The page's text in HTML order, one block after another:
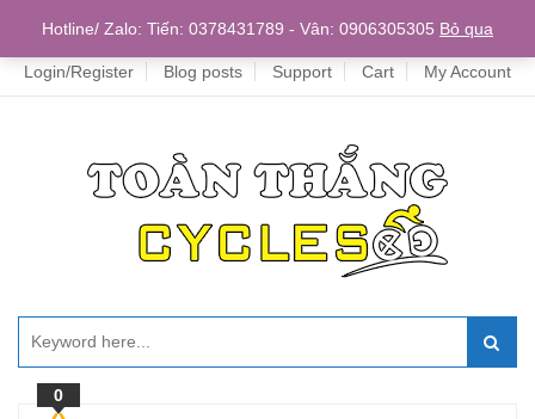
Home
Login/Register Blog posts Support Cart My Account
0
Hotline/ Zalo: Tiến: 0378431789 - Vân: 0906305305 Bỏ qua